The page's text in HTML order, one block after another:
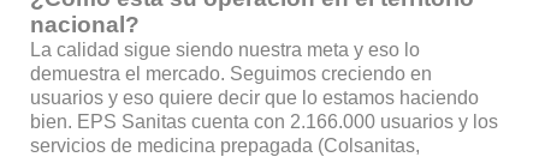
nacional?
La calidad sigue siendo nuestra meta y eso lo
demuestra el mercado. Seguimos creciendo en
usuarios y eso quiere decir que lo estamos haciendo
bien. EPS Sanitas cuenta con 2.166.000 usuarios y los
servicios de medicina prepagada (Colsanitas,